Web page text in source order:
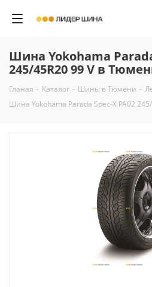
Шина Yokohama
245/45R20 99 V в
Гланая - Каталог - Шины в Тюмени -
Шина Yokohama Parada Spec-X PA02